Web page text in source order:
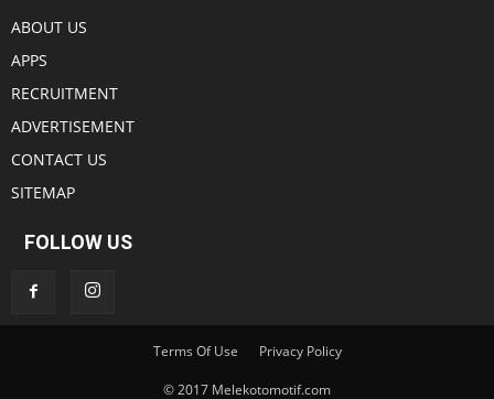
ABOUT US
APPS
RECRUITMENT
ADVERTISEMENT
CONTACT US
SITEMAP
FOLLOW US
Terms Of Use Privacy Policy
© 2017 Melekotomotif.com